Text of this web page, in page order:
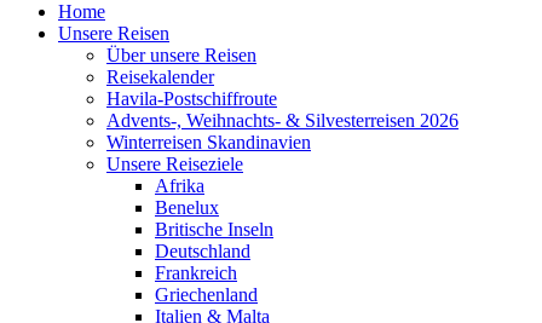
Home
Unsere Reisen
Über unsere Reisen
Reisekalender
Havila-Postschiffroute
Advents-, Weihnachts- & Silvesterreisen 2026
Winterreisen Skandinavien
Unsere Reiseziele
Afrika
Benelux
Britische Inseln
Deutschland
Frankreich
Griechenland
Italien & Malta